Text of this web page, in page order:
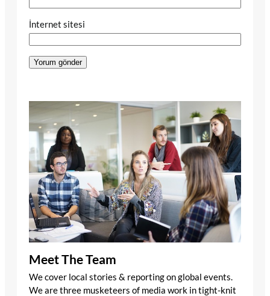
İnternet sitesi
Meet The Team
We cover local stories & reporting on global events.
We are three musketeers of media work in tight-knit